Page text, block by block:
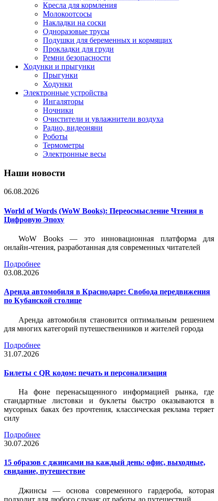
Кресла для кормления
Молокоотсосы
Накладки на соски
Одноразовые трусы
Подушки для беременных и кормящих
Прокладки для груди
Ремни безопасности
Ходунки и прыгунки
Прыгунки
Ходунки
Электронные устройства
Ингаляторы
Ночники
Очистители и увлажнители воздуха
Радио, видеоняни
Роботы
Термометры
Электронные весы
Наши новости
06.08.2026
World of Words (WoW Books): Переосмысление Чтения в
Цифровую Эпоху
WoW Books — это инновационная платформа для
онлайн-чтения, разработанная для современных читателей
Подробнее
03.08.2026
Аренда автомобиля в Краснодаре: Свобода передвижения
по Кубанской столице
Аренда автомобиля становится оптимальным решением
для многих категорий путешественников и жителей города
Подробнее
31.07.2026
Билеты c QR кодом: печать и персонализация
На фоне перенасыщенного информацией рынка, где
стандартные листовки и буклеты быстро оказываются в
мусорных баках без прочтения, классическая реклама теряет
силу
Подробнее
30.07.2026
15 образов с джинсами на каждый день: офис, выходные,
свидание, путешествие
Джинсы — основа современного гардероба, которая
подходит для любого случая: от работы до путешествий